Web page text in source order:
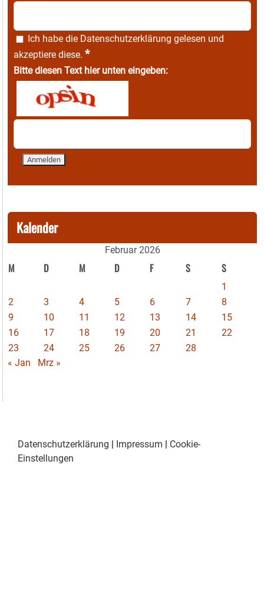
Ich habe die Datenschutzerklärung gelesen und
akzeptiere diese. *
Bitte diesen Text hier unten eingeben:
Kalender
Februar 2026
M D M D F S S
1
2
3 4 5 6 7
8
9
10 11 12 13 14
15
16
17 18 19 20 21
22
23
24 25 26 27
28
« Jan
Mrz »
Datenschutzerklärung Impressum
Cookie-
Einstellungen